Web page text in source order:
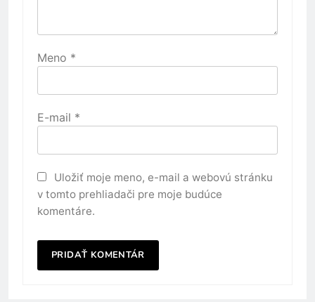
Meno *
E-mail *
Uložiť moje meno, e-mail a webovú stránku
v tomto prehliadači pre moje budúce
komentáre.